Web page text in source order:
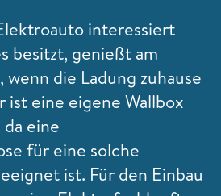
interessiert
besitzt, genießt am
die Ladung zuhause
ist eine eigene Wallbox
eine
für eine solche
ist. Für den Einbau